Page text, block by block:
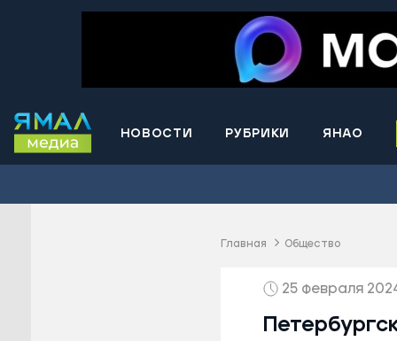
НОВОСТИ РУБРИКИ ЯНАО
район
Новый
Главная Общество
25 февраля